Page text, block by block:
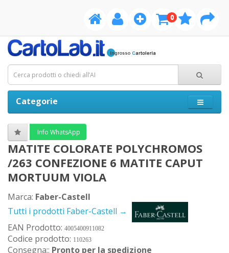
0
Categorie
Info WhatsApp
MATITE COLORATE POLYCHROMOS
/263 CONFEZIONE 6 MATITE CAPUT
MORTUUM VIOLA
Marca: Faber-Castell
Tutti i prodotti Faber-Castell →
EAN Prodotto: 4005400911082
Codice prodotto: 110263
Consegna;: Pronto per la spedizione